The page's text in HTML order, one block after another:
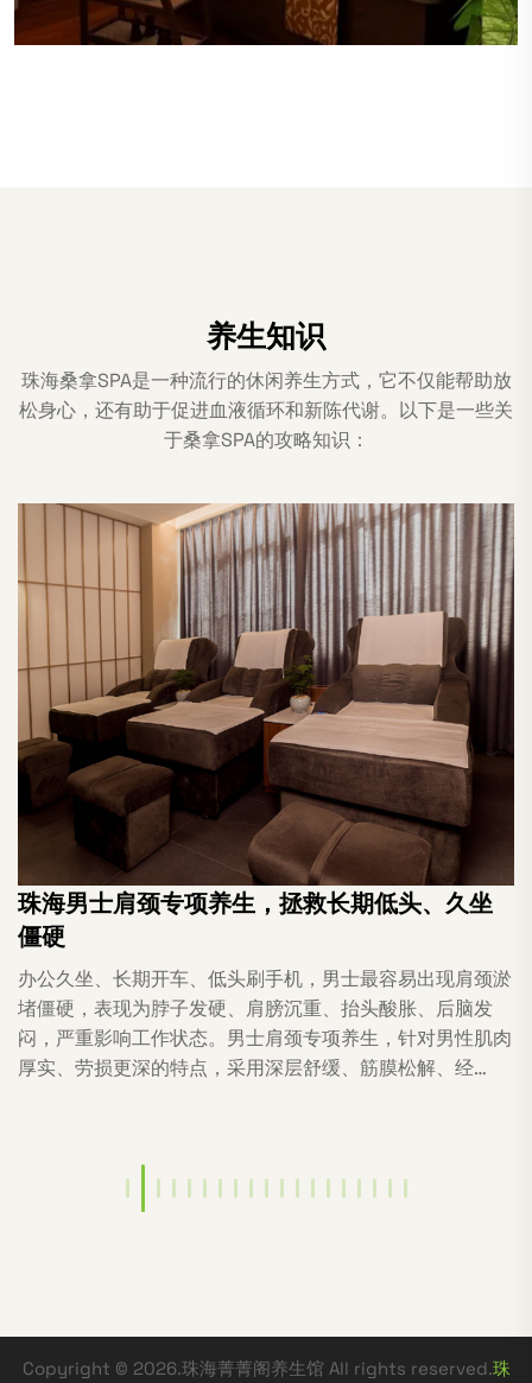
养生知识
珠海桑拿SPA是一种流行的休闲养生方式，它不仅能帮助放
松身心，还有助于促进血液循环和新陈代谢。以下是一些关
于桑拿SPA的攻略知识：
珠海男士肩颈专项养生，拯救长期低头、久坐
僵硬
办公久坐、长期开车、低头刷手机，男士最容易出现肩颈淤
堵僵硬，表现为脖子发硬、肩膀沉重、抬头酸胀、后脑发
闷，严重影响工作状态。男士肩颈专项养生，针对男性肌肉
厚实、劳损更深的特点，采用深层舒缓、筋膜松解、经…
Copyright © 2026.珠海菁菁阁养生馆 All rights reserved.珠